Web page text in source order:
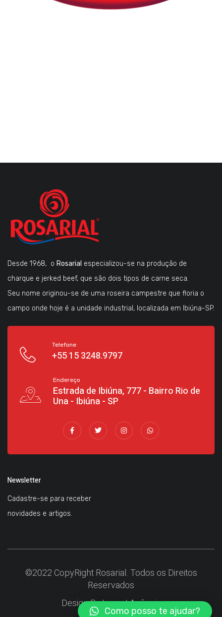
Desde 1968, o Rosarial especializou-se na produção de
charque e jerked beef, que são dois tipos de carne seca.
Seu nome originou-se de uma roseira campestre que floria o
campo onde hoje é a unidade industrial, localizada em Ibiúna-SP.
Telefone
+55 15 3248.9797
Endereço
Estrada de Ibiúna, 777 - Bairro Rio de
Una - Ibiúna - SP
Newsletter
Cadastre-se para receber
novidades e artigos.
©2022 CopyRight Rosarial. Todos os Direitos
Reservados
Design By Layout Agência
Como posso te ajudar?